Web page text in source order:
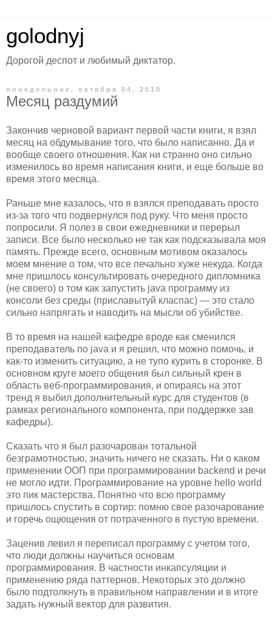
golodnyj
Дорогой деспот и любимый диктатор.
понедельник, октября 04, 2010
Месяц раздумий
Закончив черновой вариант первой части книги, я взял
месяц на обдумывание того, что было написанно. Да и
вообще своего отношения. Как ни странно оно сильно
изменилось во время написания книги, и еще больше во
время этого месяца.
Раньше мне казалось, что я взялся преподавать просто
из-за того что подвернулся под руку. Что меня просто
попросили. Я полез в свои ежедневники и перерыл
записи. Все было несколько не так как подсказывала моя
память. Прежде всего, основным мотивом оказалось
моем мнение о том, что все печально хуже некуда. Когда
мне пришлось консультировать очередного дипломника
(не своего) о том как запустить java программу из
консоли без среды (приславытуй класпас) — это стало
сильно напрягать и наводить на мысли об убийстве.
В то время на нашей кафедре вроде как сменился
преподаватель по java и я решил, что можно помочь, и
как-то изменить ситуацию, а не тупо курить в сторонке. В
основном круге моего общения был сильный крен в
область веб-программирования, и опираясь на этот
тренд я выбил дополнительный курс для студентов (в
рамках регионального компонента, при поддержке зав
кафедры).
Сказать что я был разочарован тотальной
безграмотностью, значить ничего не сказать. Ни о каком
применении ООП при программировании backend и речи
не могло идти. Программирование на уровне hello world
это пик мастерства. Понятно что всю программу
пришлось спустить в сортир: помню свое разочарование
и горечь ощющения от потраченного в пустую времени.
Заценив левил я переписал программу с учетом того,
что люди должны научиться основам
программирования. В частности инкапсуляции и
применению ряда паттернов. Некоторых это должно
было подтолкнуть в правильном направлении и в итоге
задать нужный вектор для развития.